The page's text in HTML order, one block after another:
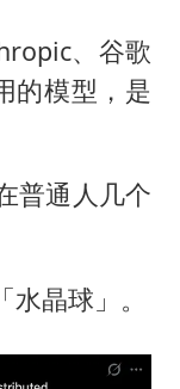
、谷歌
的模型，是
普通人几个
晶球」。